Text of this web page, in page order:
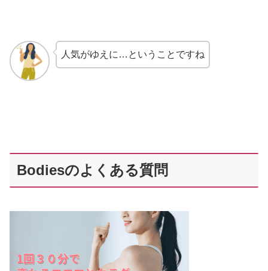
人気がゆえに…ということですね
Bodiesのよくある質問